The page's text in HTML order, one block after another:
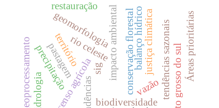
conservação florestal
impacto ambiental
censo agrícola biodiversidade
rio celeste
tendências
precipitação vazão
balanço hídrico
geomorfologia
geoprocessamentohidrologia tendências sazonais
território mato grosso do sul
restauração
pastagem Áreas prioritárias
justiça climática
sig